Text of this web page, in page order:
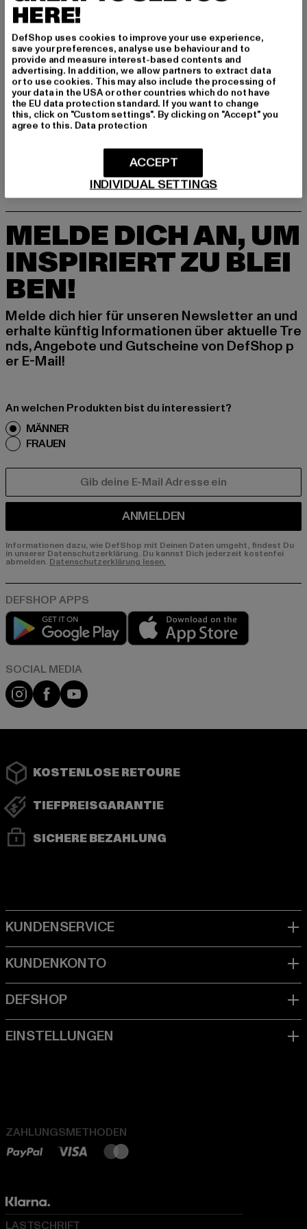
DEF
Oversized
MELDE DICH AN, UM
INSPIRIERT ZU BLEI
BEN!
Melde dich hier für unseren Newsletter an und
erhalte künftig Informationen über aktuelle Tre
nds, Angebote und Gutscheine von DefShop p
er E-Mail!
An welchen Produkten bist du interessiert?
MÄNNER
FRAUEN
ANMELDEN
Informationen dazu, wie DefShop mit Deinen Daten umgeht, findest Du
in unserer Datenschutzerklärung. Du kannst Dich jederzeit kostenfei
abmelden. Datenschutzerklärung lesen.
Play market
Instagram
FacebookYouTube
KOSTENLOSE RETOURE
TIEFPREISGARANTIE
SICHERE BEZAHLUNG
ZAHLUNGSMETHODEN
LASTSCHRIFT
HERE!
DefShop uses cookies to improve your use experience,
save your preferences, analyse use behaviour and to
provide and measure interest-based contents and
advertising. In addition, we allow partners to extract data
or to use cookies. This may also include the processing of
your data in the USA or other countries which do not have
the EU data protection standard. If you want to change
this, click on "Custom settings". By clicking on "Accept" you
agree to this. Data protection
INDIVIDUAL SETTINGS
ACCEPT